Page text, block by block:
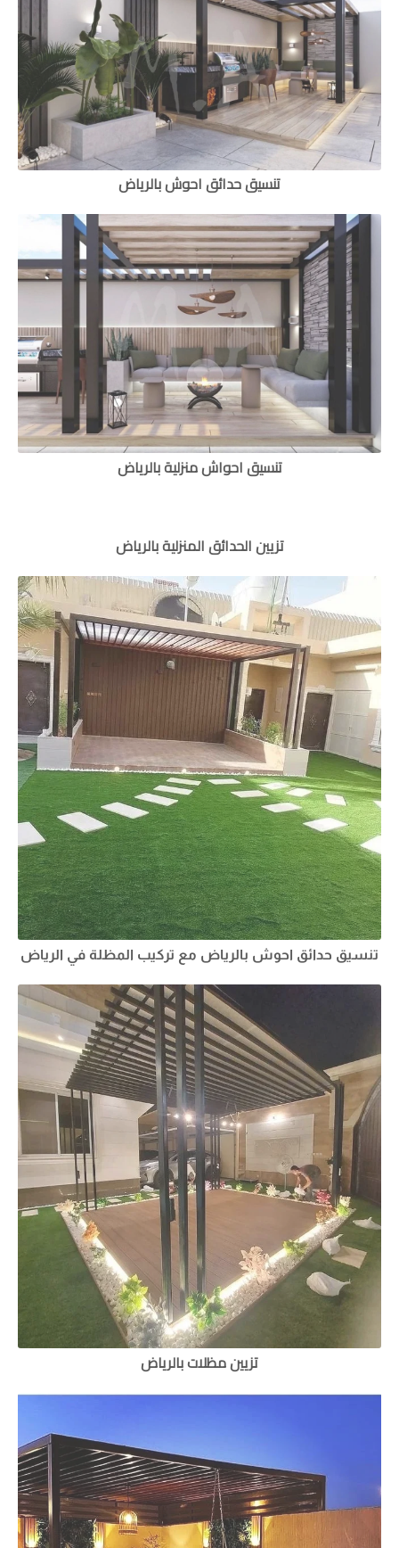
تنسيق حدائق احوش بالرياض
تنسيق احواش منزلية بالرياض
تزيين الحدائق المنزلية بالرياض
تنسيق حدائق احوش بالرياض مع تركيب المظلة في الرياض
تزيين مظلات بالرياض